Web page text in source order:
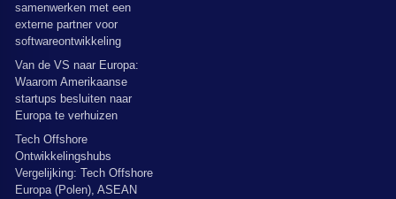
samenwerken met een
externe partner voor
softwareontwikkeling
Van de VS naar Europa:
Waarom Amerikaanse
startups besluiten naar
Europa te verhuizen
Tech Offshore
Ontwikkelingshubs
Vergelijking: Tech Offshore
Europa (Polen), ASEAN